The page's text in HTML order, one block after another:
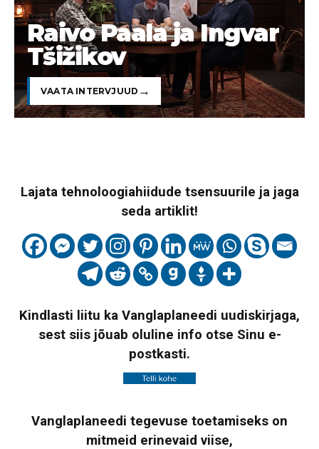
Raivo Paala ja Ingvar
Tšižikov
VAATA INTERVJUUD
Lajata tehnoloogiahiidude tsensuurile ja jaga
seda artiklit!
Kindlasti liitu ka Vanglaplaneedi uudiskirjaga,
sest siis jõuab oluline info otse Sinu e-
postkasti.
Vanglaplaneedi tegevuse toetamiseks on
mitmeid erinevaid viise,